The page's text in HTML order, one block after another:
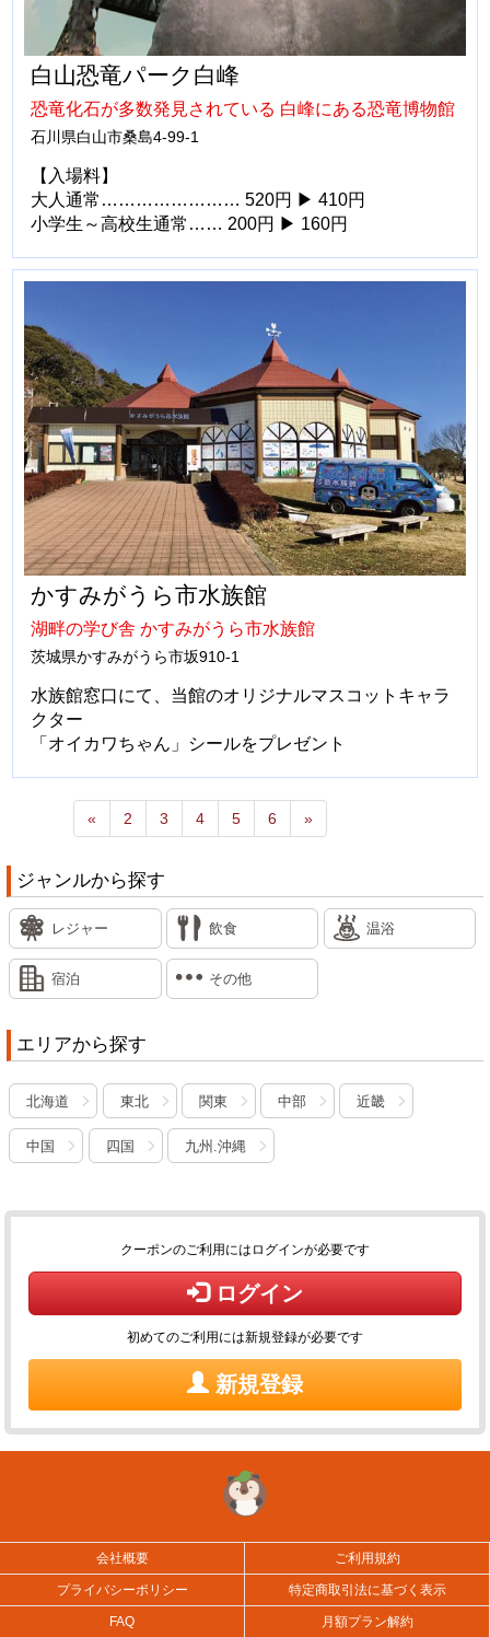
白山恐竜パーク白峰
恐竜化石が多数発見されている 白峰にある恐竜博物館
石川県白山市桑島4-99-1
【入場料】
大人通常…………………… 520円 ▶ 410円
小学生～高校生通常…… 200円 ▶ 160円
かすみがうら市水族館
湖畔の学び舎 かすみがうら市水族館
茨城県かすみがうら市坂910-1
水族館窓口にて、当館のオリジナルマスコットキャラ
クター
「オイカワちゃん」シールをプレゼント
« 2 3 4 5 6 »
ジャンルから探す
レジャー 飲食 温浴
宿泊 その他
エリアから探す
北海道 東北 関東 中部 近畿
中国 四国 九州.沖縄
クーポンのご利用にはログインが必要です
ログイン
初めてのご利用には新規登録が必要です
新規登録
会社概要 ご利用規約
プライバシーポリシー 特定商取引法に基づく表示
FAQ 月額プラン解約